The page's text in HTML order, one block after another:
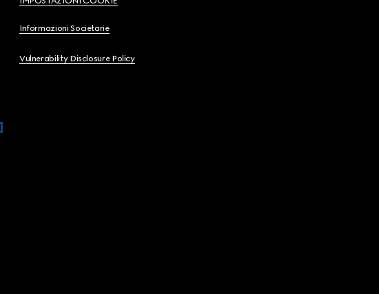
Informazioni Societarie
Vulnerability Disclosure Policy